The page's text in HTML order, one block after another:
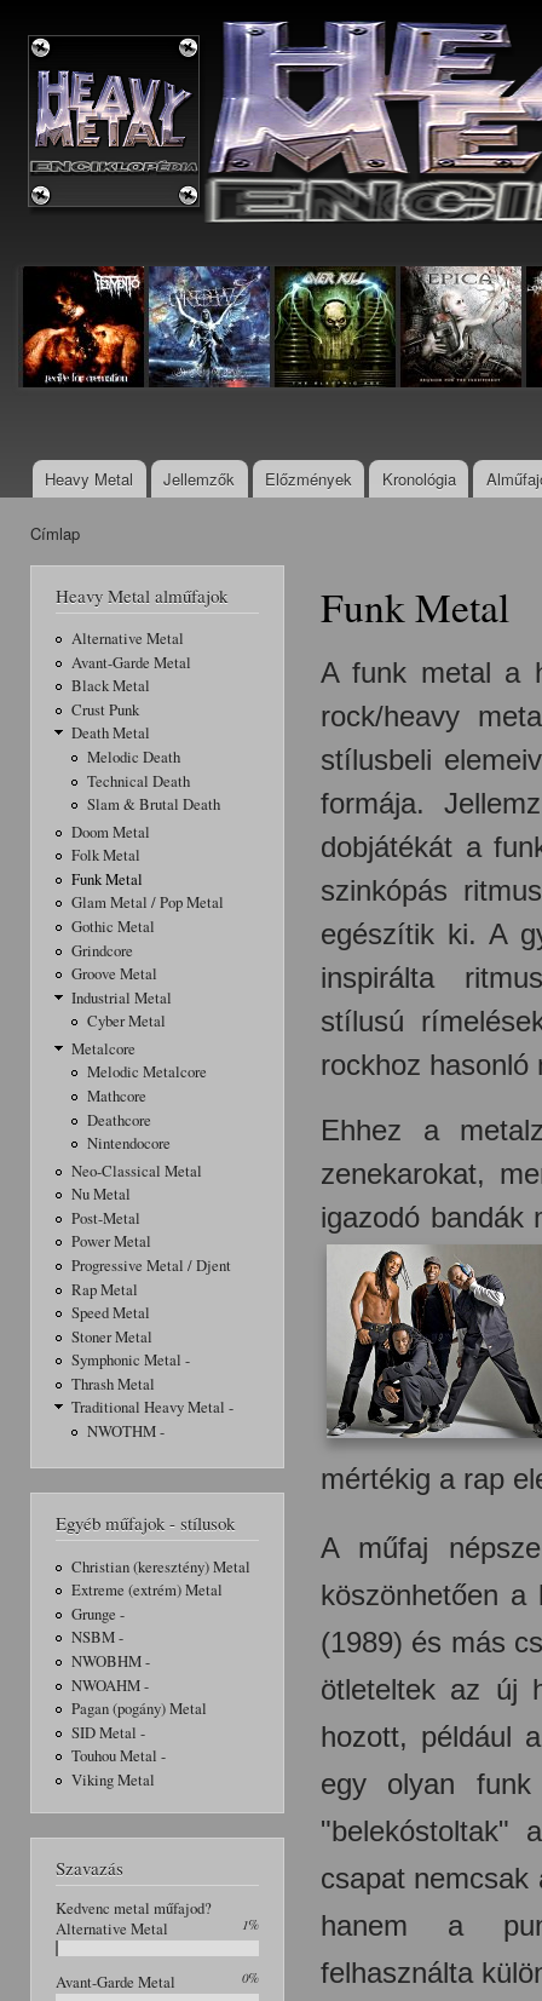
Metal
Enciklopédia
Főmenü
Heavy Metal Jellemzők Előzmények Kronológia
Címlap
Heavy Metal alműfajok
Alternative Metal
Avant-Garde Metal
Black Metal
Crust Punk
Death Metal
Melodic Death
Technical Death
Slam & Brutal Death
Doom Metal
Folk Metal
Funk Metal
Glam Metal / Pop Metal
Gothic Metal
Grindcore
Groove Metal
Industrial Metal
Cyber Metal
Metalcore
Melodic Metalcore
Mathcore
Deathcore
Nintendocore
Neo-Classical Metal
Nu Metal
Post-Metal
Power Metal
Progressive Metal / Djent
Rap Metal
Speed Metal
Stoner Metal
Symphonic Metal -
Thrash Metal
Traditional Heavy Metal -
NWOTHM -
Egyéb műfajok - stílusok
Christian (keresztény) Metal
Extreme (extrém) Metal
Grunge -
NSBM -
NWOBHM -
NWOAHM -
Pagan (pogány) Metal
SID Metal -
Touhou Metal -
Viking Metal
Szavazás
Kedvenc metal műfajod?
Alternative Metal
1%
Avant-Garde Metal 0%
Funk Metal
A funk metal a
rock/heavy
stílusbeli
formája.
dobjátékát a
szinkópás
egészítik ki. A
inspirálta
stílusú
rockhoz hasonló
Ehhez a
zenekarokat,
igazodó bandák
mértékig a rap
A műfaj
köszönhetően a
(1989) és más
ötleteltek az új
hozott, például
egy olyan
"belekóstoltak"
csapat
hanem a
felhasználta